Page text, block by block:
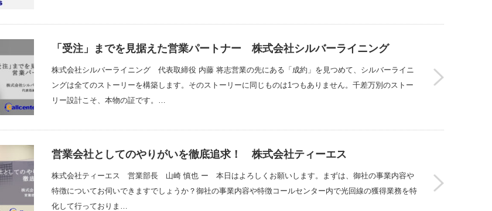
「受注」までを見据えた営業パートナー 株式会社シルバーライニング
株式会社シルバーライニング 代表取締役 内藤 将志営業の先にある「成約」を見つめて、シルバーライニ
ングは全てのストーリーを構築します。そのストーリーに同じものは1つもありません。千差万別のストー
リー設計こそ、本物の証です。…
営業会社としてのやりがいを徹底追求！ 株式会社ティーエス
株式会社ティーエス 営業部長 山崎 慎也 ー 本日はよろしくお願いします。まずは、御社の事業内容や
特徴についてお伺いできますでしょうか？御社の事業内容や特徴コールセンター内で光回線の獲得業務を特
化して行っておりま…